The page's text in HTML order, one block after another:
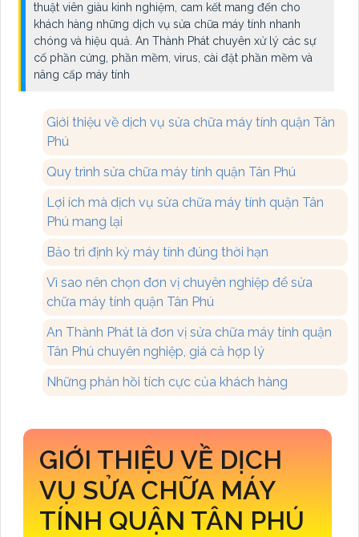
thuật viên giàu kinh nghiệm, cam kết mang đến cho
khách hàng những dịch vụ sửa chữa máy tính nhanh
chóng và hiệu quả. An Thành Phát chuyên xử lý các sự
cố phần cứng, phần mềm, virus, cài đặt phần mềm và
nâng cấp máy tính
Giới thiệu về dịch vụ sửa chữa máy tính quận Tân
Phú
Quy trình sửa chữa máy tính quận Tân Phú
Lợi ích mà dịch vụ sửa chữa máy tính quận Tân
Phú mang lại
Bảo trì định kỳ máy tính đúng thời hạn
Vì sao nên chọn đơn vị chuyên nghiệp để sửa
chữa máy tính quận Tân Phú
An Thành Phát là đơn vị sửa chữa máy tính quận
Tân Phú chuyên nghiệp, giá cả hợp lý
Những phản hồi tích cực của khách hàng
GIỚI THIỆU VỀ DỊCH
VỤ SỬA CHỮA MÁY
TÍNH QUẬN TÂN PHÚ